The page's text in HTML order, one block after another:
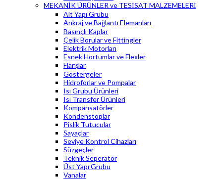
MEKANİK ÜRÜNLER ve TESİSAT MALZEMELERİ
Alt Yapı Grubu
Ankraj ve Bağlantı Elemanları
Basınçlı Kaplar
Çelik Borular ve Fittingler
Elektrik Motorları
Esnek Hortumlar ve Flexler
Flanşlar
Göstergeler
Hidroforlar ve Pompalar
Isı Grubu Ürünleri
Isı Transfer Ürünleri
Kompansatörler
Kondenstoplar
Pislik Tutucular
Sayaçlar
Seviye Kontrol Cihazları
Süzgeçler
Teknik Seperatör
Üst Yapı Grubu
Vanalar